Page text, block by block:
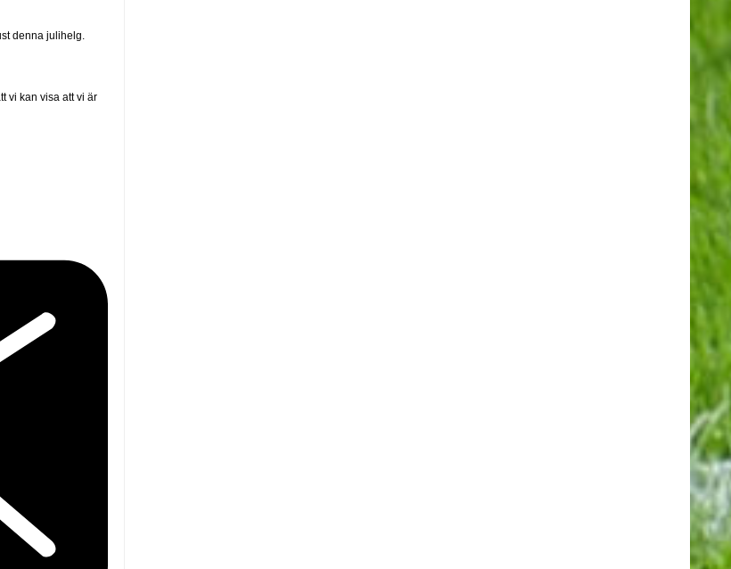
denna julihelg.
vi kan visa att vi är